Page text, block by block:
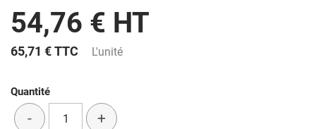
54,76 € HT
65,71 €TTC L'unité
Quantité
- +